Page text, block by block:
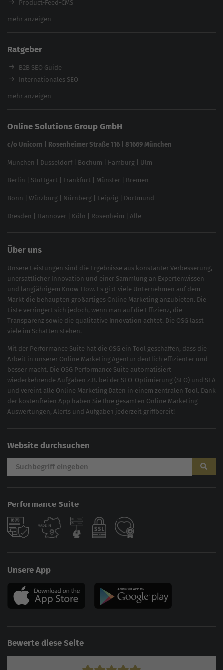
Product-Feed-CMS
Website Analyse
Backlink-Check
Ladezeiten-Check
Brand Protection Tool
Website SEO Check
feed2content.ai
mehr anzeigen
Ratgeber
B2B SEO Guide
Internationales SEO
eCommerce SEO
In ChatGPT gefunden werden
Linkbuilding 2025
Local SEO
SEO für Online Shops
Brand Monitoring 2025
mehr anzeigen
Online Solutions Group GmbH
c/o Unicorn | Rosenheimer Straße 116 | 81669 München
München Düsseldorf| Bochum Hamburg Ulm
Berlin Stuttgart Frankfurt Münster Bremen
Bonn Würzburg Nürnberg Leipzig Dortmund
Dresden Hannover Köln Rosenheim Alle
Über uns
Unsere Leistungen sind die Ergebnisse aus konstanter Verbesserung,
unersättlicher Innovation und einer Sammlung an Expertenwissen
und langjährigem Know-How. Es gibt viele Unternehmen auf dem
Markt die behaupten großartiges Online Marketing anzubieten. Die
Liste verringert sich jedoch, wenn man auf die Effizienz, die
Transparenz sowie die qualitative Innovation achtet. Die OSG lässt
viele im Schatten stehen.
Mit der Performance Suite hat die OSG ein Tool geschaffen, dass die
Arbeit in unserer Online Marketing Agentur deutlich effizienter und
besser macht. Die OSG Performance Suite automatisiert
wiederkehrende Aufgaben z.B. bei der SEO-Optimierung (SEO) und SEA
und vereint alle Online Marketing Daten in einem zentralen Tool. Dank
der kostenfreien App haben Sie Ihre gesamten Online Marketing
Auswertungen, Alerts und Aufgaben jederzeit griffbereit!
Website durchsuchen
Performance Suite
Unsere App
Bewerte diese Seite